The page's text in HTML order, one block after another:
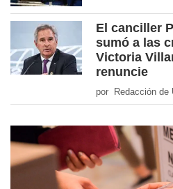
El canciller
sumó a las
Victoria
renuncie
por Redacción de